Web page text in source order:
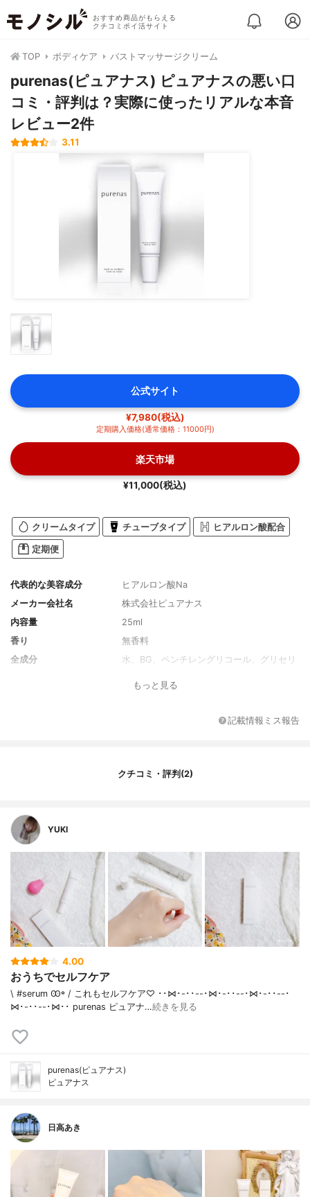
おすすめ商品がもらえる
クチコミポイ活サイト
TOP ボディケア バストマッサージクリーム
purenas(ピュアナス) ピュアナスの悪い口
コミ・評判は？実際に使ったリアルな本音
レビュー2件
3.11
公式サイト
¥7,980(税込)
定期購入価格(通常価格：11000円)
楽天市場
¥11,000(税込)
クリームタイプ チューブタイプ ヒアルロン酸配合
定期便
代表的な美容成分
ヒアルロン酸Na
メーカー会社名
株式会社ピュアナス
内容量
25ml
香り
無香料
全成分
水、BG、ペンチレングリコール、グリセリ
チルリチン酸2K、ビサボロール、ヤシ油、
ス、シャクヤク根エキス、オリーブ葉エキ
ナガコショウ果実エキス、カミツレ花エキ
ン酸Na、PEG-60水添ヒマシ油、PEG-20ソ
ルビタンココエート、フェノキシエタノー
ル
もっと見る
記載情報ミス報告
クチコミ・評判(2)
YUKI
4.00
おうちでセルフケア
\ #serum Ꙭ꙳ / これもセルフケア♡ ･･⋈･-･･--･⋈･-･･--･⋈･-･･--･
⋈･-･･--･⋈･･ purenas ピュアナ…続きを見る
purenas(ピュアナス)
ピュアナス
日高あき